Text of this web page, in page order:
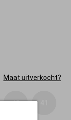
Maat uitverkocht?
40